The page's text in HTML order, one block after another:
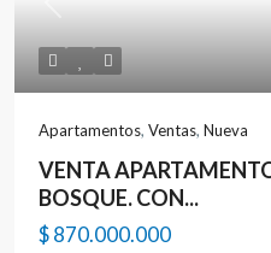
Previous
Apartamentos, Ventas, Nueva
VENTA
BOSQUE. CON...
$ 870.000.000
!Gestión Inmobiliaria de
experiencia, somos tu mejor